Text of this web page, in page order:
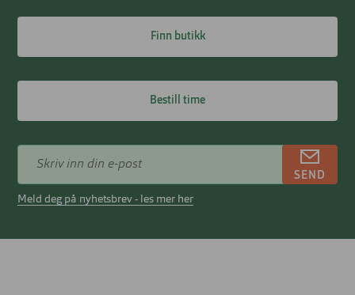
Finn butikk
Bestill time
SEND
Meld deg på nyhetsbrev - les mer her